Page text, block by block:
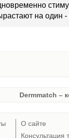
на один -
Dermmatch –
О сайте
Консультация